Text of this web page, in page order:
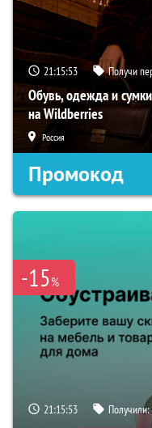
21:15:52 Получи
Обувь, одежда и
на Wildberries
Россия
Промокод
-15%
21:15:52 Получили: